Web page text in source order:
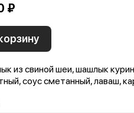
₽
из свиной шеи, шашлык
соус сметанный, лаваш,